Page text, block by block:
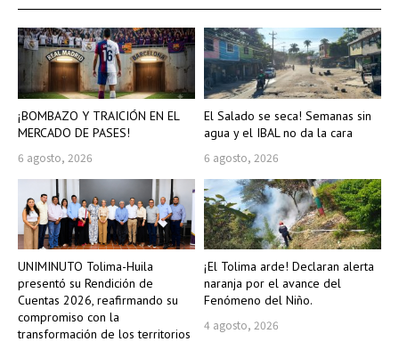
¡BOMBAZO Y TRAICIÓN EN EL
MERCADO DE PASES!
6 agosto, 2026
El Salado se seca! Semanas sin
agua y el IBAL no da la cara
6 agosto, 2026
UNIMINUTO Tolima-Huila
presentó su Rendición de
Cuentas 2026, reafirmando su
compromiso con la
transformación de los territorios
¡El Tolima arde! Declaran alerta
naranja por el avance del
Fenómeno del Niño.
4 agosto, 2026